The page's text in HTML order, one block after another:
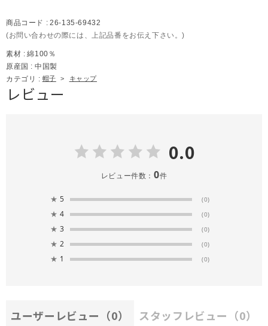
商品コード : 26-135-69432
(お問い合わせの際には、上記品番をお伝え下さい。)
素材 : 綿100％
原産国 : 中国製
カテゴリ : 帽子 > キャップ
レビュー
0.0
レビュー件数： 0件
★ 5 (0)
★ 4 (0)
★ 3 (0)
★ 2 (0)
★ 1 (0)
ユーザーレビュー （0） スタッフレビュー （0）